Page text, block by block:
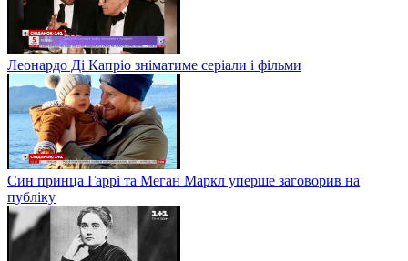
Леонардо Ді Капріо зніматиме серіали і фільми
Син принца Гаррі та Меган Маркл уперше заговорив на
публіку